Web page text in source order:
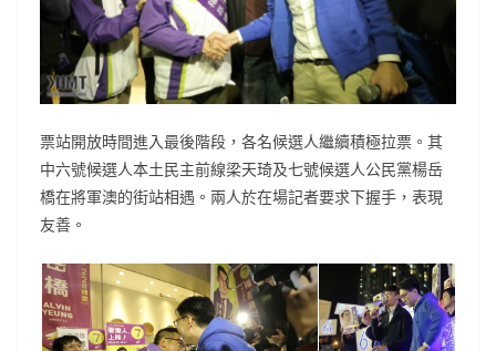
票站開放時間進入最後階段，各名候選人繼續積極拉票。其
中六號候選人本土民主前線梁天琦及七號候選人公民黨楊岳
橋在將軍澳的街站相遇。兩人於在場記者要求下握手，表現
友善。